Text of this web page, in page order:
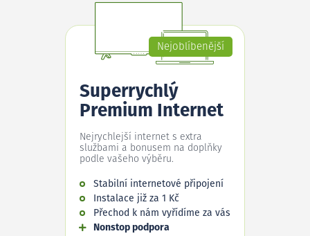
Nejoblíbenější
Superrychlý
Premium Internet
Nejrychlejší internet s extra
službami a bonusem na doplňky
podle vašeho výběru.
Stabilní internetové připojení
Instalace již za 1 Kč
Přechod k nám vyřídíme za vás
Nonstop podpora